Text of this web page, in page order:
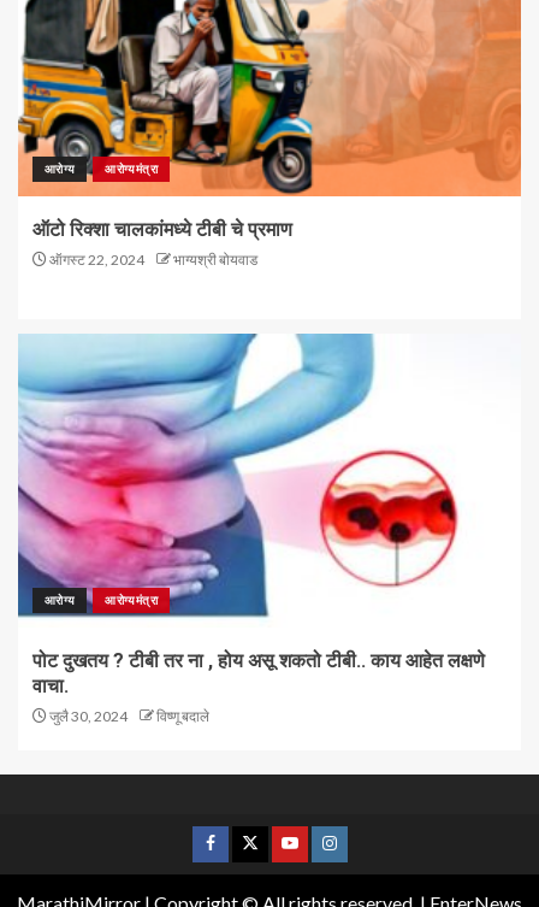
आरोग्य आरोग्यमंत्रा
ऑटो रिक्शा चालकांमध्ये टीबी चे प्रमाण
ऑगस्ट 22, 2024 भाग्यश्री बोयवाड
आरोग्य आरोग्यमंत्रा
पोट दुखतय ? टीबी तर ना , होय असू शकतो टीबी.. काय आहेत लक्षणे
वाचा.
जुलै 30, 2024 विष्णू बदाले